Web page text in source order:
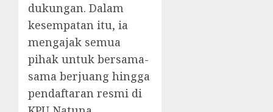
dukungan. Dalam
kesempatan itu, ia
mengajak semua
pihak untuk bersama-
sama berjuang hingga
pendaftaran resmi di